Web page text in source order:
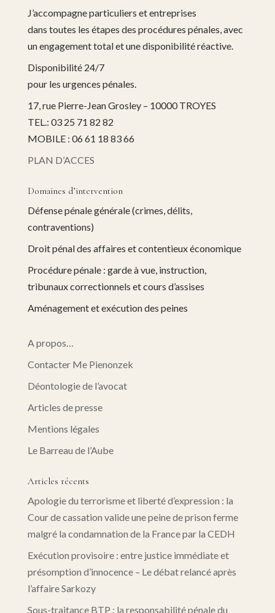
J’accompagne particuliers et entreprises
dans toutes les étapes des procédures pénales, avec
un engagement total et une disponibilité réactive.
Disponibilité 24/7
pour les urgences pénales.
17, rue Pierre-Jean Grosley – 10000 TROYES
TEL.: 03 25 71 82 82
MOBILE : 06 61 18 83 66
PLAN D’ACCES
Domaines d’intervention
Défense pénale générale (crimes, délits,
contraventions)
Droit pénal des affaires et contentieux économique
Procédure pénale : garde à vue, instruction,
tribunaux correctionnels et cours d’assises
Aménagement et exécution des peines
A propos…
Contacter Me Pienonzek
Déontologie de l’avocat
Articles de presse
Mentions légales
Le Barreau de l’Aube
Articles récents
Apologie du terrorisme et liberté d’expression : la
Cour de cassation valide une peine de prison ferme
malgré la condamnation de la France par la CEDH
Exécution provisoire : entre justice immédiate et
présomption d’innocence – Le débat relancé après
l’affaire Sarkozy
Sous-traitance BTP : la responsabilité pénale du